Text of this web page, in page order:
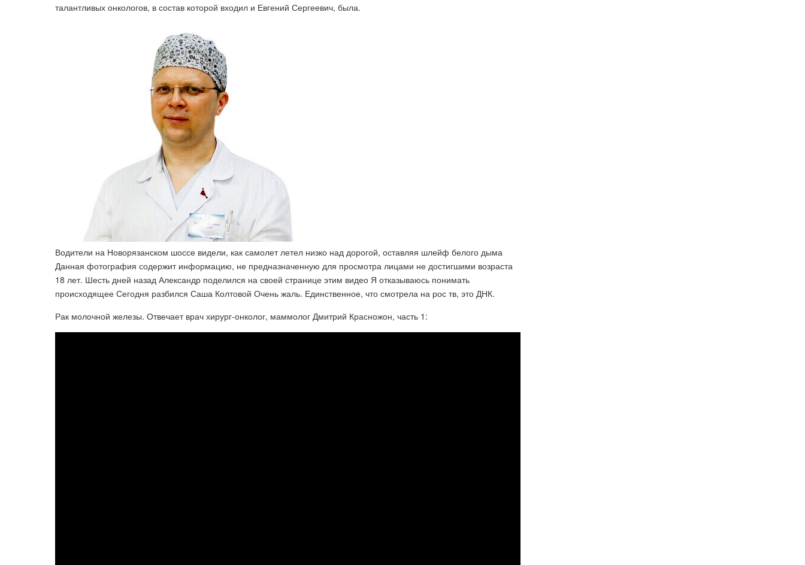
талантливых онкологов, в состав которой входил и Евгений Сергеевич, была​.
Водители на Новорязанском шоссе видели, как самолет летел низко над дорогой, оставляя шлейф белого дыма
Данная фотография содержит информацию, не предназначенную для просмотра лицами не достигшими возраста
18 лет. Шесть дней назад Александр поделился на своей странице этим видео Я отказываюсь понимать
происходящее Сегодня разбился Саша Колтовой Очень жаль. Единственное, что смотрела на рос тв, это ДНК.
Рак молочной железы. Отвечает врач хирург-онколог, маммолог Дмитрий Красножон, часть 1: